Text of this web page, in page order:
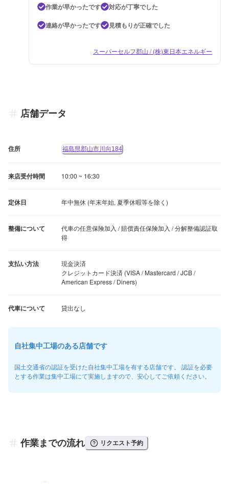
作業が早かったです
対応が丁寧でした
連絡が早かったです
見積もりが正確でした
スーパーセルフ郡山 / (株)東日本エネルギー
店舗データ
住所 福島県郡山市川向184
来店受付時間 10:00 ~ 16:30
定休日 年中無休 (年末年始, 夏季休暇等を除く)
整備について
代車の任意保険加入 / 賠償責任保険加入 / 分解整備認証取
得
支払い方法
現金決済
クレジットカード決済 (VISA / Mastercard / JCB /
American Express / Diners)
代車について 貸出なし
自社集中工場のある店舗です
国土交通省の認証を受けた自社集中工場を有する店舗です。 認証を必要
とする作業は集中工場にて実施しますので、安心してご依頼ください。
作業までの流れ リクエスト予約